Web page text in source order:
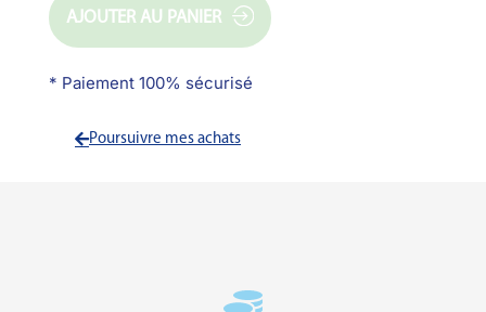
AJOUTER AU PANIER
* Paiement 100% sécurisé
Poursuivre mes achats